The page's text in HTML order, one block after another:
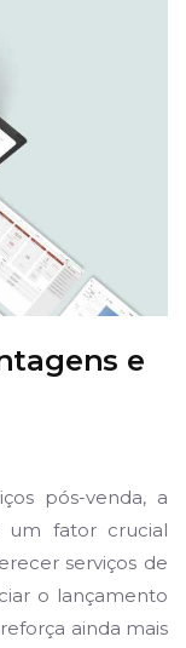
e
pós-venda, a
um fator crucial
serviços de
o lançamento
ainda mais